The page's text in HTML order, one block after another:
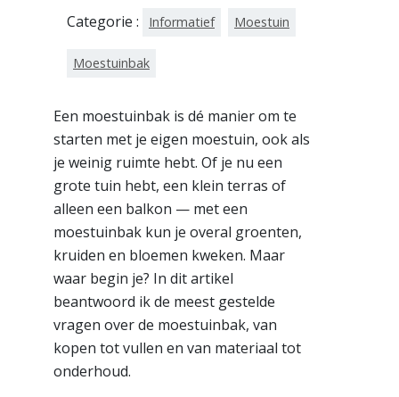
Categorie : Informatief Moestuin
Moestuinbak
Een moestuinbak is dé manier om te
starten met je eigen moestuin, ook als
je weinig ruimte hebt. Of je nu een
grote tuin hebt, een klein terras of
alleen een balkon — met een
moestuinbak kun je overal groenten,
kruiden en bloemen kweken. Maar
waar begin je? In dit artikel
beantwoord ik de meest gestelde
vragen over de moestuinbak, van
kopen tot vullen en van materiaal tot
onderhoud.